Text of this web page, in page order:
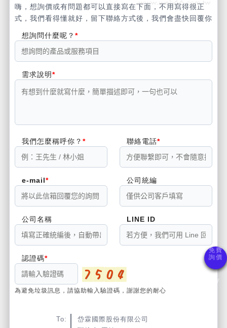
嗨，想詢價或有問題都可以直接寫在下面，不用寫得很正
式，我們看得懂就好，留下聯絡方式後，我們會盡快回覆你
想詢問什麼呢？
需求說明
我們怎麼稱呼你？ 聯絡電話
e-mail 公司統編
公司名稱 LINE ID
認證碼
為避免垃圾訊息，請協助輸入驗證碼，謝謝您的耐心
To:
岱霖國際股份有限公司